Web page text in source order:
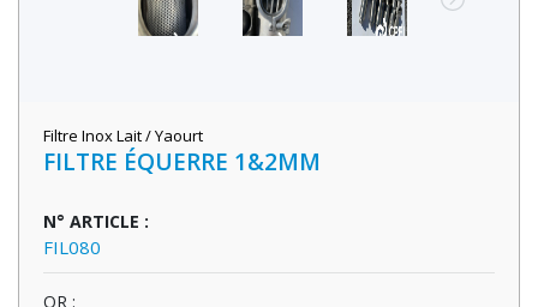
Filtre Inox Lait / Yaourt
FILTRE ÉQUERRE 1&2MM
N° ARTICLE :
FIL080
OR :